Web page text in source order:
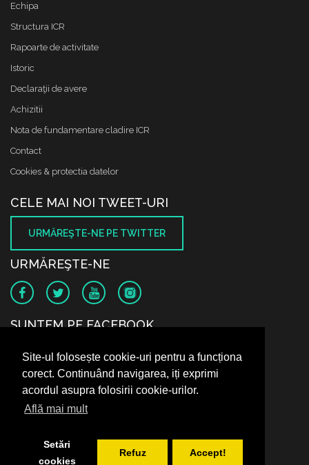
Site-ul folosește cookie-uri pentru a funcționa
corect. Continuând navigarea, iți exprimi
acordul asupra folosirii cookie-urilor.
Află mai mult
Setări
cookies
Refuz Accept!
Echipa
Structura ICR
Rapoarte de activitate
Istoric
Declaraţii de avere
Achizitii
Nota de fundamentare cladire ICR
Contact
Cookies & protectia datelor
CELE MAI NOI TWEET-URI
URMĂREŞTE-NE PE TWITTER
URMĂREŞTE-NE
SUNTEM PE FACEBOOK